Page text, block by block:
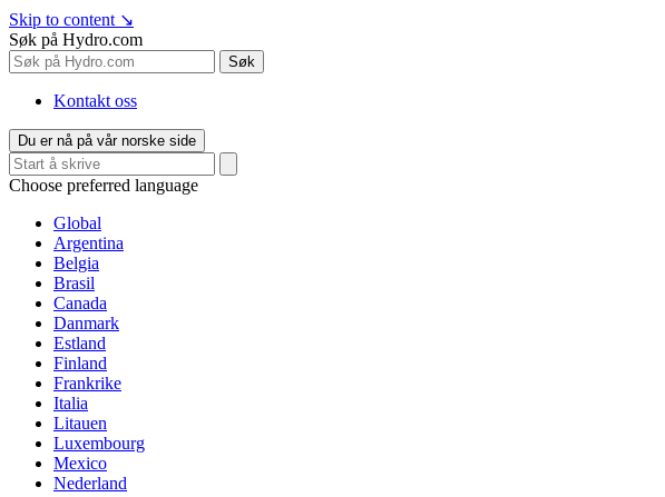
Skip to content ↘
Søk på Hydro.com
Søk
Kontakt oss
Du er nå på vår norske side
Choose preferred language
Global
Argentina
Belgia
Brasil
Canada
Danmark
Estland
Finland
Frankrike
Italia
Litauen
Luxembourg
Mexico
Nederland